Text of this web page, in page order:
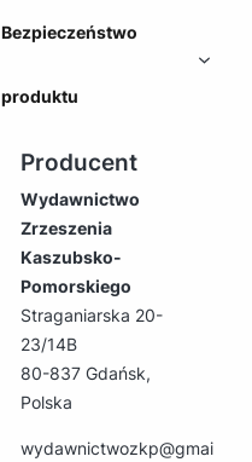
Bezpieczeństwo
produktu
Producent
Wydawnictwo
Zrzeszenia
Kaszubsko-
Pomorskiego
Straganiarska 20-
23/14B
80-837 Gdańsk,
Polska